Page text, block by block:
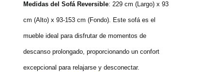
Medidas del Sofá Reversible: 229 cm (Largo) x 93
cm (Alto) x 93-153 cm (Fondo). Este sofá es el
mueble ideal para disfrutar de momentos de
descanso prolongado, proporcionando un confort
excepcional para relajarse y desconectar.